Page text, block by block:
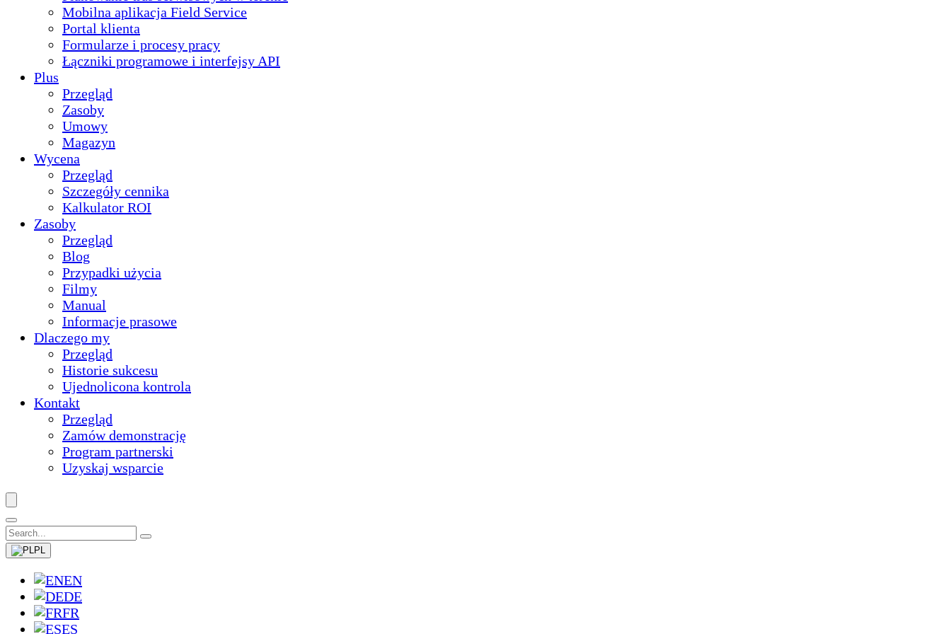
Mobilna aplikacja Field Service
Portal klienta
Formularze i procesy pracy
Łączniki programowe i interfejsy API
Plus
Przegląd
Zasoby
Umowy
Magazyn
Wycena
Przegląd
Szczegóły cennika
Kalkulator ROI
Zasoby
Przegląd
Blog
Przypadki użycia
Filmy
Manual
Informacje prasowe
Dlaczego my
Przegląd
Historie sukcesu
Ujednolicona kontrola
Kontakt
Przegląd
Zamów demonstrację
Program partnerski
Uzyskaj wsparcie
PL
EN
DE
FR
ES